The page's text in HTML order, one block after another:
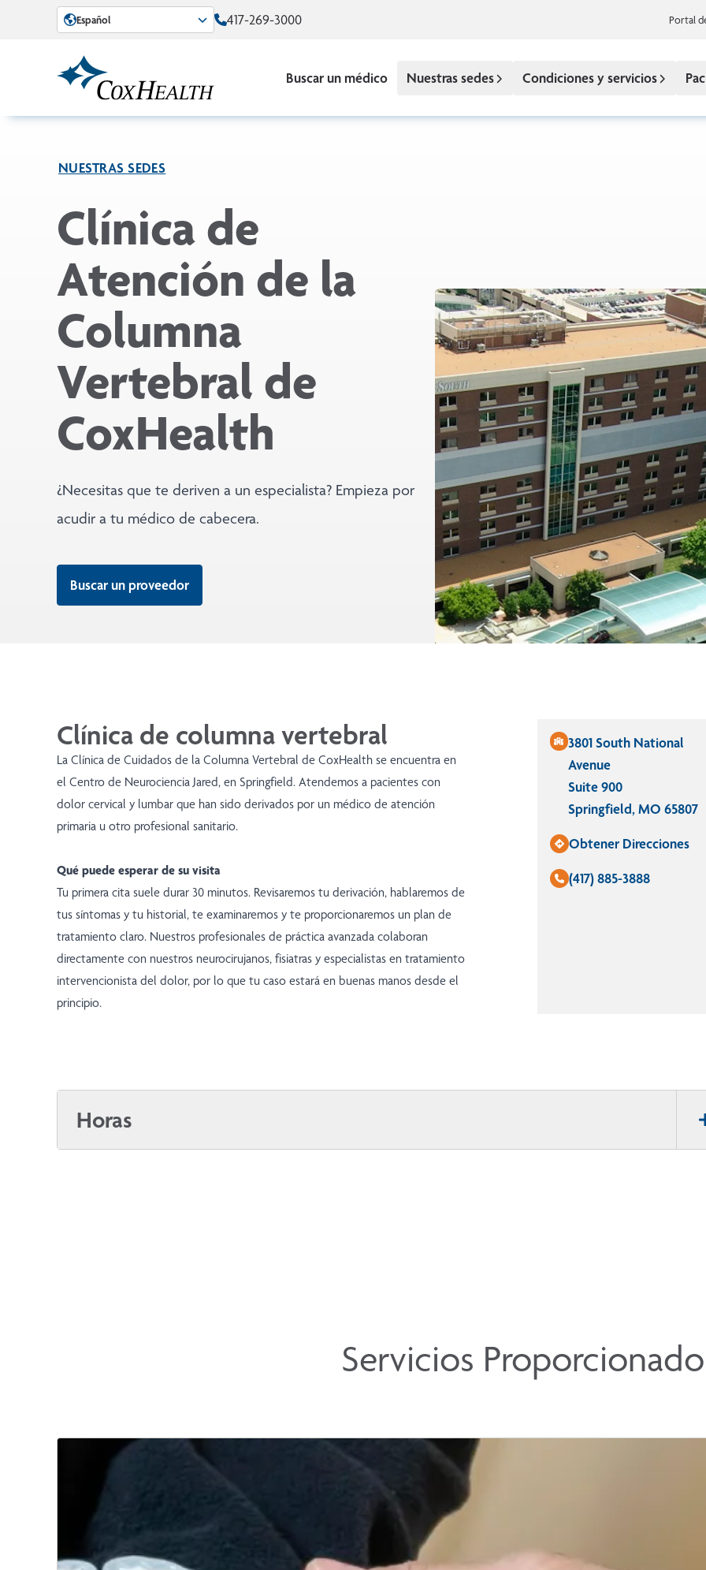
Skip to Main Content
Español 417-269-3000 Portal
Buscar un médico Nuestras sedes Condiciones y servicios
NUESTRAS SEDES
Clínica de
Atención de la
Columna
Vertebral de
CoxHealth
¿Necesitas que te deriven a un especialista? Empieza por
acudir a tu médico de cabecera.
Buscar un proveedor
Clínica de columna vertebral
La Clínica de Cuidados de la Columna Vertebral de CoxHealth se encuentra en
el Centro de Neurociencia Jared, en Springfield. Atendemos a pacientes con
dolor cervical y lumbar que han sido derivados por un médico de atención
primaria u otro profesional sanitario.
Qué puede esperar de su visita
Tu primera cita suele durar 30 minutos. Revisaremos tu derivación, hablaremos de
tus síntomas y tu historial, te examinaremos y te proporcionaremos un plan de
tratamiento claro. Nuestros profesionales de práctica avanzada colaboran
directamente con nuestros neurocirujanos, fisiatras y especialistas en tratamiento
intervencionista del dolor, por lo que tu caso estará en buenas manos desde el
principio.
3801 South National
Avenue
Suite 900
Springfield, MO 65807
Obtener Direcciones
(417) 885-3888
Horas
Servicios